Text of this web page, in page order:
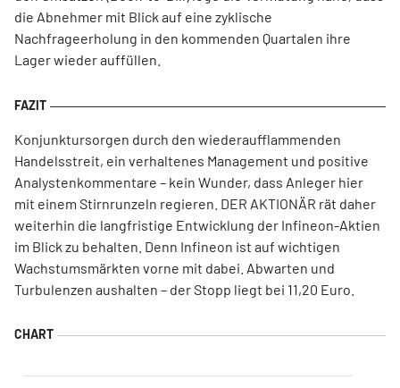
die Abnehmer mit Blick auf eine zyklische
Nachfrageerholung in den kommenden Quartalen ihre
Lager wieder auffüllen.
Konjunktursorgen durch den wiederaufflammenden
Handelsstreit, ein verhaltenes Management und positive
Analystenkommentare – kein Wunder, dass Anleger hier
mit einem Stirnrunzeln regieren. DER AKTIONÄR rät daher
weiterhin die langfristige Entwicklung der Infineon-Aktien
im Blick zu behalten. Denn Infineon ist auf wichtigen
Wachstumsmärkten vorne mit dabei. Abwarten und
Turbulenzen aushalten – der Stopp liegt bei 11,20 Euro.